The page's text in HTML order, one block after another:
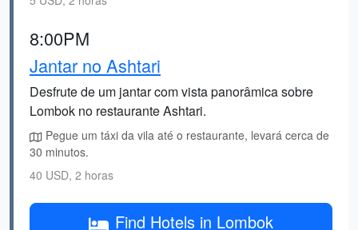
8:00PM
Jantar no Ashtari
Desfrute de um jantar com vista panorâmica sobre
Lombok no restaurante Ashtari.
Pegue um táxi da vila até o restaurante, levará cerca de
30 minutos.
40 USD, 2 horas
Find Hotels in Lombok